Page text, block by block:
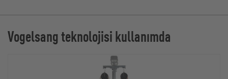
Vogelsang teknolojisi kullanımda